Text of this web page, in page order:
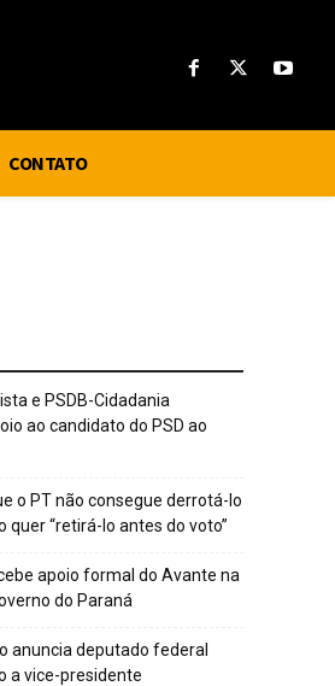
CONTATO
e PSDB-Cidadania
ao candidato do PSD ao
o PT não consegue derrotá-lo
quer “retirá-lo antes do voto”
apoio formal do Avante na
do Paraná
anuncia deputado federal
a vice-presidente